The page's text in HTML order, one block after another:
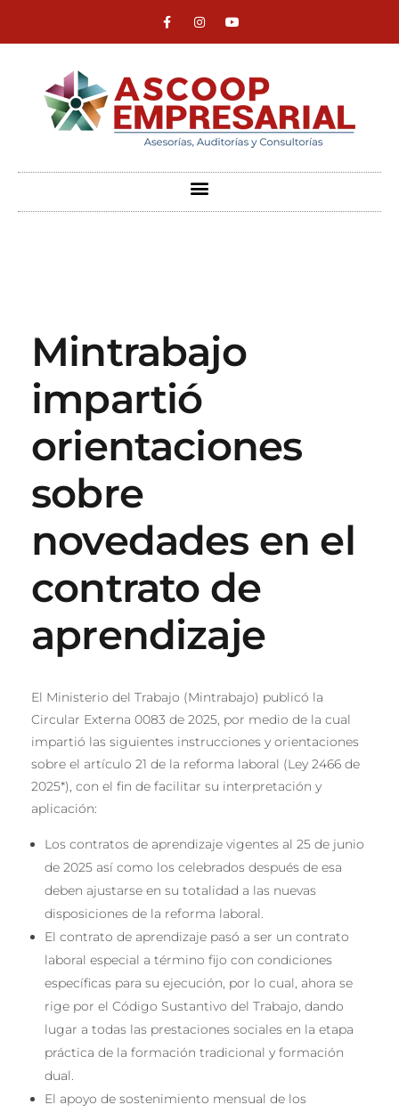
Mintrabajo
impartió
orientaciones
sobre
novedades en el
contrato de
aprendizaje
El Ministerio del Trabajo (Mintrabajo) publicó la
Circular Externa 0083 de 2025, por medio de la cual
impartió las siguientes instrucciones y orientaciones
sobre el artículo 21 de la reforma laboral (Ley 2466 de
2025*), con el fin de facilitar su interpretación y
aplicación:
Los contratos de aprendizaje vigentes al 25 de junio
de 2025 así como los celebrados después de esa
deben ajustarse en su totalidad a las nuevas
disposiciones de la reforma laboral.
El contrato de aprendizaje pasó a ser un contrato
laboral especial a término fijo con condiciones
específicas para su ejecución, por lo cual, ahora se
rige por el Código Sustantivo del Trabajo, dando
lugar a todas las prestaciones sociales en la etapa
práctica de la formación tradicional y formación
dual.
El apoyo de sostenimiento mensual de los